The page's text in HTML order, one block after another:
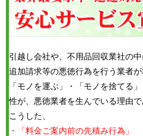
引越し会社や、不用品回収業社の
追加請求等の悪徳行為を行う業者が
「モノを運ぶ」・「モノを捨てる
性が、悪徳業者を生んでいる理由
こうした、
・「料金ご案内前の先積み行為」